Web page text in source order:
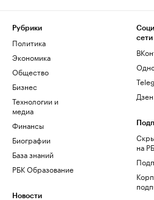
Рубрики
Политика
Экономика
Общество
Бизнес
Технологии и
медиа
Финансы
Биографии
База знаний
РБК Образование
Новости
сети
Дзен
на